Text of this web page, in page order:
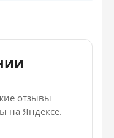
отзывы
на Яндексе.